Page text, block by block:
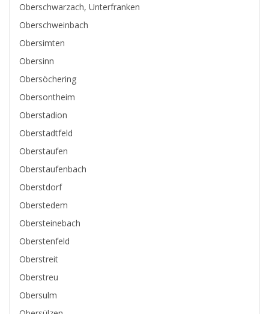
Oberschwarzach, Unterfranken
Oberschweinbach
Obersimten
Obersinn
Obersöchering
Obersontheim
Oberstadion
Oberstadtfeld
Oberstaufen
Oberstaufenbach
Oberstdorf
Oberstedem
Obersteinebach
Oberstenfeld
Oberstreit
Oberstreu
Obersulm